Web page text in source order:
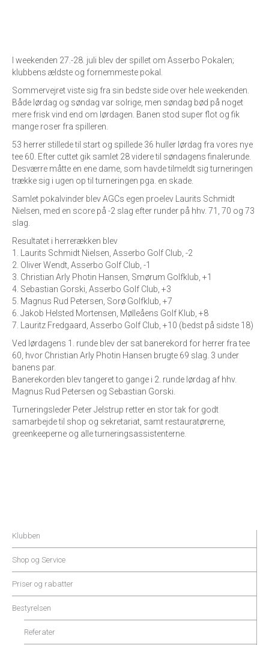
I weekenden 27.-28. juli blev der spillet om Asserbo Pokalen;
klubbens ældste og fornemmeste pokal.
Sommervejret viste sig fra sin bedste side over hele weekenden.
Både lørdag og søndag var solrige, men søndag bød på noget
mere frisk vind end om lørdagen. Banen stod super flot og fik
mange roser fra spilleren.
53 herrer stillede til start og spillede 36 huller lørdag fra vores nye
tee 60. Efter cuttet gik samlet 28 videre til søndagens finalerunde.
Desværre måtte en ene dame, som havde tilmeldt sig turneringen
trække sig i ugen op til turneringen pga. en skade.
Samlet pokalvinder blev AGCs egen proelev Laurits Schmidt
Nielsen, med en score på -2 slag efter runder på hhv. 71, 70 og 73
slag.
Resultatet i herrerækken blev
1. Laurits Schmidt Nielsen, Asserbo Golf Club, -2
2. Oliver Wendt, Asserbo Golf Club, -1
3. Christian Arly Photin Hansen, Smørum Golfklub, +1
4. Sebastian Gorski, Asserbo Golf Club, +3
5. Magnus Rud Petersen, Sorø Golfklub, +7
6. Jakob Helsted Mortensen, Mølleåens Golf Klub, +8
7. Lauritz Fredgaard, Asserbo Golf Club, +10 (bedst på sidste 18)
Ved lørdagens 1. runde blev der sat banerekord for herrer fra tee
60, hvor Christian Arly Photin Hansen brugte 69 slag. 3 under
banens par.
Banerekorden blev tangeret to gange i 2. runde lørdag af hhv.
Magnus Rud Petersen og Sebastian Gorski.
Turneringsleder Peter Jelstrup retter en stor tak for godt
samarbejde til shop og sekretariat, samt restauratørerne,
greenkeeperne og alle turneringsassistenterne.
Klubben
Shop og Service
Priser og rabatter
Bestyrelsen
Referater